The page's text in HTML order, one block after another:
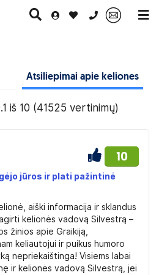
0 700 11007
Egzotinės
Atsiliepimai apie keliones
Bendras įvertinimas: 9.1 iš 10 (41525 vertinimų)
10
jūros ir plati pažintinė
aiški informacija ir sklandus
kelionės vadovą Silvestrą –
žinios apie Graikiją,
keliautojui ir puikus humoro
nepriekaištinga! Visiems labai
ir kelionės vadovą Silvestrą, jei